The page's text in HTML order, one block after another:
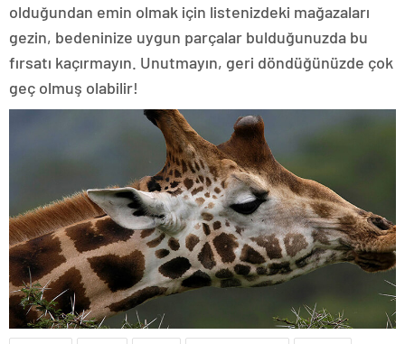
olduğundan emin olmak için listenizdeki mağazaları
gezin, bedeninize uygun parçalar bulduğunuzda bu
fırsatı kaçırmayın. Unutmayın, geri döndüğünüzde çok
geç olmuş olabilir!